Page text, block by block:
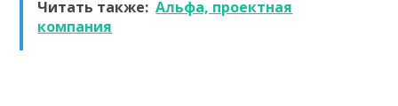
Читать также: Альфа, проектная
компания